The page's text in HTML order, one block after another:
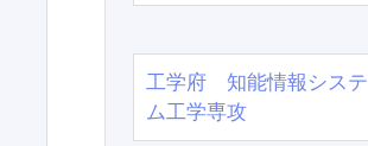
工学府 知能情報システ
ム工学専攻